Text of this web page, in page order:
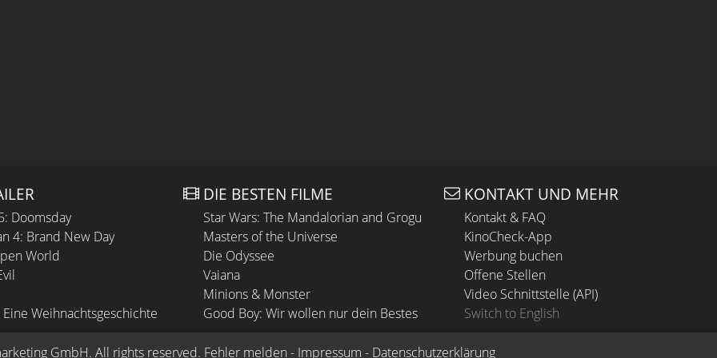
Doomsday
4: Brand New Day
World
Weihnachtsgeschichte
DIE BESTEN FILME
Star Wars: The Mandalorian and Grogu
Masters of the Universe
Die Odyssee
Vaiana
Minions & Monster
Good Boy: Wir wollen nur dein Bestes
KONTAKT UND MEHR
Kontakt & FAQ
KinoCheck-App
Werbung buchen
Offene Stellen
Video Schnittstelle (API)
Switch to English
GmbH. All rights reserved. Fehler melden - Impressum - Datenschutzerklärung